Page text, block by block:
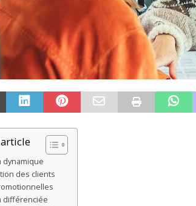
dynamique
des clients
différenciée